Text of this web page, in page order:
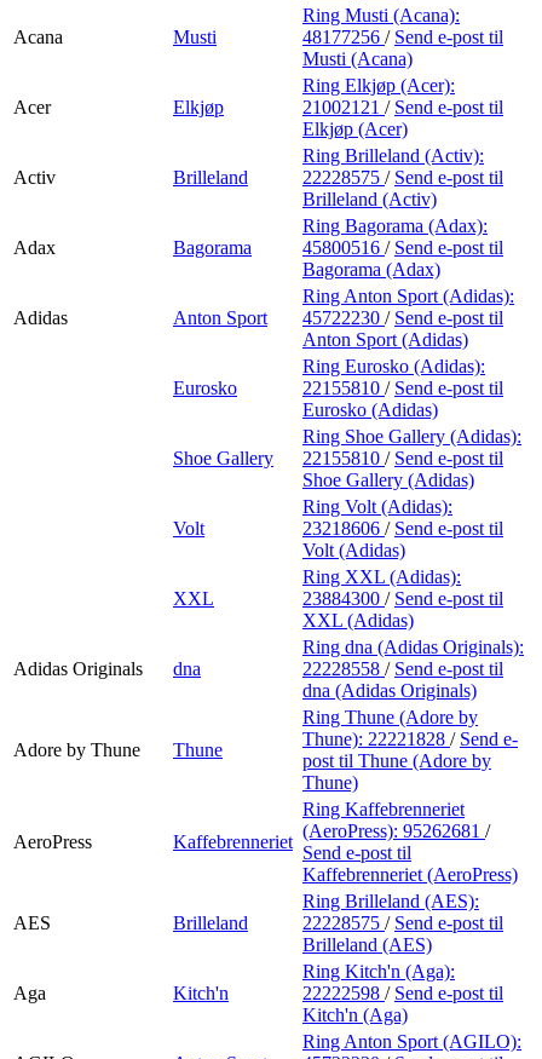
Acana Musti
Ring Musti (Acana):
48177256 / Send e-post til
Musti (Acana)
Acer Elkjøp
Ring Elkjøp (Acer):
21002121 / Send e-post til
Elkjøp (Acer)
Activ Brilleland
Ring Brilleland (Activ):
22228575 / Send e-post til
Brilleland (Activ)
Adax Bagorama
Ring Bagorama (Adax):
45800516 / Send e-post til
Bagorama (Adax)
Adidas Anton Sport
Ring Anton Sport (Adidas):
45722230 / Send e-post til
Anton Sport (Adidas)
Eurosko
Ring Eurosko (Adidas):
22155810 / Send e-post til
Eurosko (Adidas)
Shoe Gallery
Ring Shoe Gallery (Adidas):
22155810 / Send e-post til
Shoe Gallery (Adidas)
Volt
Ring Volt (Adidas):
23218606 / Send e-post til
Volt (Adidas)
XXL
Ring XXL (Adidas):
23884300 / Send e-post til
XXL (Adidas)
Adidas Originals dna
Ring dna (Adidas Originals):
22228558 / Send e-post til
dna (Adidas Originals)
Adore by Thune Thune
Ring Thune (Adore by
Thune): 22221828 / Send e-
post til Thune (Adore by
Thune)
AeroPress Kaffebrenneriet
Ring Kaffebrenneriet
(AeroPress): 95262681 /
Send e-post til
Kaffebrenneriet (AeroPress)
AES Brilleland
Ring Brilleland (AES):
22228575 / Send e-post til
Brilleland (AES)
Aga Kitch'n
Ring Kitch'n (Aga):
22222598 / Send e-post til
Kitch'n (Aga)
Ring Anton Sport (AGILO):